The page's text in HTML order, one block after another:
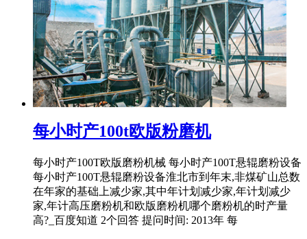
每小时产100t欧版粉磨机
每小时产100T欧版磨粉机械 每小时产100T悬辊磨粉设备
每小时产100T悬辊磨粉设备淮北市到年末,非煤矿山总数
在年家的基础上减少家,其中年计划减少家,年计划减少
家,年计高压磨粉机和欧版磨粉机哪个磨粉机的时产量
高?_百度知道 2个回答 提问时间: 2013年 每